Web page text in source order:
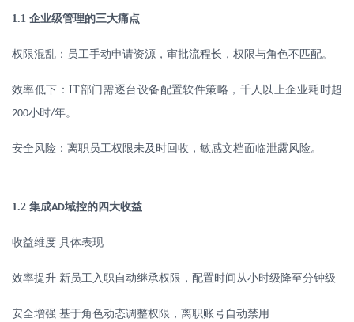
1.1 企业级管理的三大痛点
权限混乱：员工手动申请资源，审批流程长，权限与角色不匹配。
效率低下：IT部门需逐台设备配置软件策略，千人以上企业耗时超
200小时/年。
安全风险：离职员工权限未及时回收，敏感文档面临泄露风险。
1.2 集成AD域控的四大收益
收益维度 具体表现
效率提升 新员工入职自动继承权限，配置时间从小时级降至分钟级
安全增强 基于角色动态调整权限，离职账号自动禁用